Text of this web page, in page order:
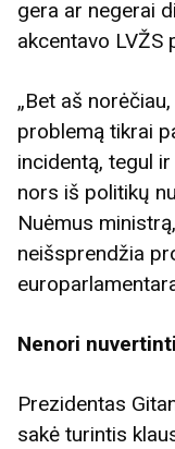
gera ar negerai
akcentavo LVŽS
„Bet aš
problemą tikrai
incidentą, tegul
nors iš politikų
Nuėmus
neišsprendžia
Nenori
Prezidentas
sakė turintis